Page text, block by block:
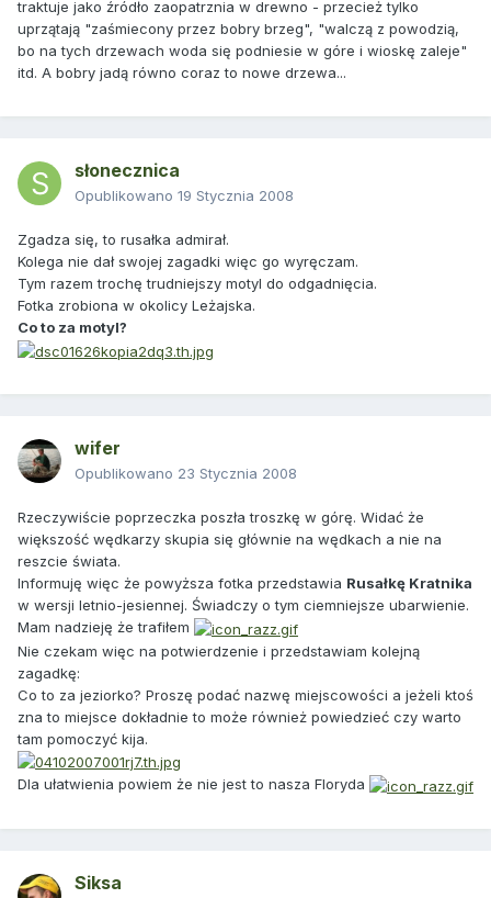
traktuje jako źródło zaopatrznia w drewno - przecież tylko
uprzątają "zaśmiecony przez bobry brzeg", "walczą z powodzią,
bo na tych drzewach woda się podniesie w góre i wioskę zaleje"
itd. A bobry jadą równo coraz to nowe drzewa...
słonecznica
Opublikowano 19 Stycznia 2008
Zgadza się, to rusałka admirał.
Kolega nie dał swojej zagadki więc go wyręczam.
Tym razem trochę trudniejszy motyl do odgadnięcia.
Fotka zrobiona w okolicy Leżajska.
Co to za motyl?
wifer
Opublikowano 23 Stycznia 2008
Rzeczywiście poprzeczka poszła troszkę w górę. Widać że
większość wędkarzy skupia się głównie na wędkach a nie na
reszcie świata.
Informuję więc że powyższa fotka przedstawia Rusałkę Kratnika
w wersji letnio-jesiennej. Świadczy o tym ciemniejsze ubarwienie.
Mam nadzieję że trafiłem
Nie czekam więc na potwierdzenie i przedstawiam kolejną
zagadkę:
Co to za jeziorko? Proszę podać nazwę miejscowości a jeżeli ktoś
zna to miejsce dokładnie to może również powiedzieć czy warto
tam pomoczyć kija.
Dla ułatwienia powiem że nie jest to nasza Floryda
Siksa